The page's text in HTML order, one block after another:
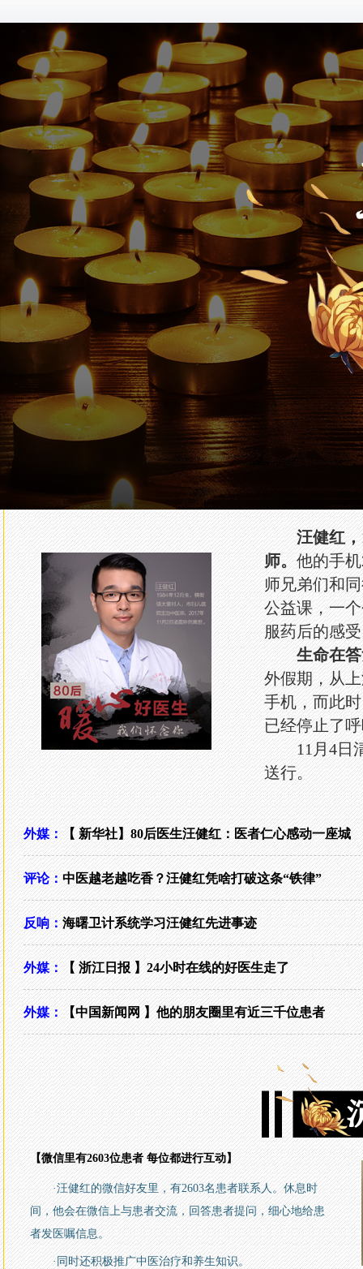
汪健红
师。他的手
师兄弟们和
公益课，一
服药后的感
生命在答复
外假期，从
手机，而此
已经停止了
11月4日清
送行。
外媒：【 新华社】80后医生汪健红：医者仁心感动一座城
评论：中医越老越吃香？汪健红凭啥打破这条“铁律”
反响：海曙卫计系统学习汪健红先进事迹
外媒：【 浙江日报 】24小时在线的好医生走了
外媒：【中国新闻网 】他的朋友圈里有近三千位患者
【微信里有2603位患者 每位都进行互动】
·汪健红的微信好友里，有2603名患者联系人。休息时
间，他会在微信上与患者交流，回答患者提问，细心地给患
者发医嘱信息。
·同时还积极推广中医治疗和养生知识。